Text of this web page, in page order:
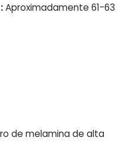
Aproximadamente 61-63
de melamina de alta